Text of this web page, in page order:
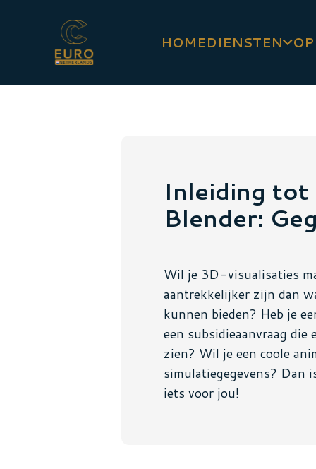
HOMEDIENSTEN
Inleiding tot
Blender:
Wil je 3D-visualisaties
aantrekkelijker zijn dan
kunnen bieden? Heb je
een subsidieaanvraag
zien? Wil je een coole
simulatiegegevens? Dan
iets voor jou!